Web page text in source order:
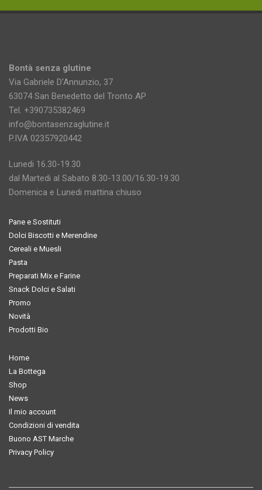
Bontà senza glutine
Via Gabriele D'Annunzio, 37
63074 San Benedetto del Tronto AP
Tel. +390735382469
info@bontasenzaglutine.it
P.IVA 02357920442
Lunedi 16.30-19.30
dal Martedi al Sabato 8.30-13.00/16.30-19.30
Domenica e Lunedi mattina chiuso
Pane e Sostituti
Dolci Biscotti e Merendine
Cereali e Muesli
Pasta
Preparati Mix e Farine
Snack Dolci e Salati
Promo
Novità
Prodotti Bio
Home
La Bottega
Shop
News
Il mio account
Condizioni di vendita
Buono AST Marche
Privacy Policy